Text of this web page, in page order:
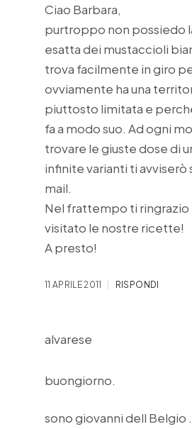
Ciao Barbara,
purtroppo non possiedo
esatta dei mustaccioli
trova facilmente in giro
ovviamente ha una
piuttosto limitata e
fa a modo suo. Ad ogni
trovare le giuste dose di
infinite varianti ti avviserò
mail.
Nel frattempo ti ringrazio
visitato le nostre ricette!
A presto!
11 APRILE 2011 RISPONDI
alvarese
buongiorno.
sono giovanni dell Belgio .